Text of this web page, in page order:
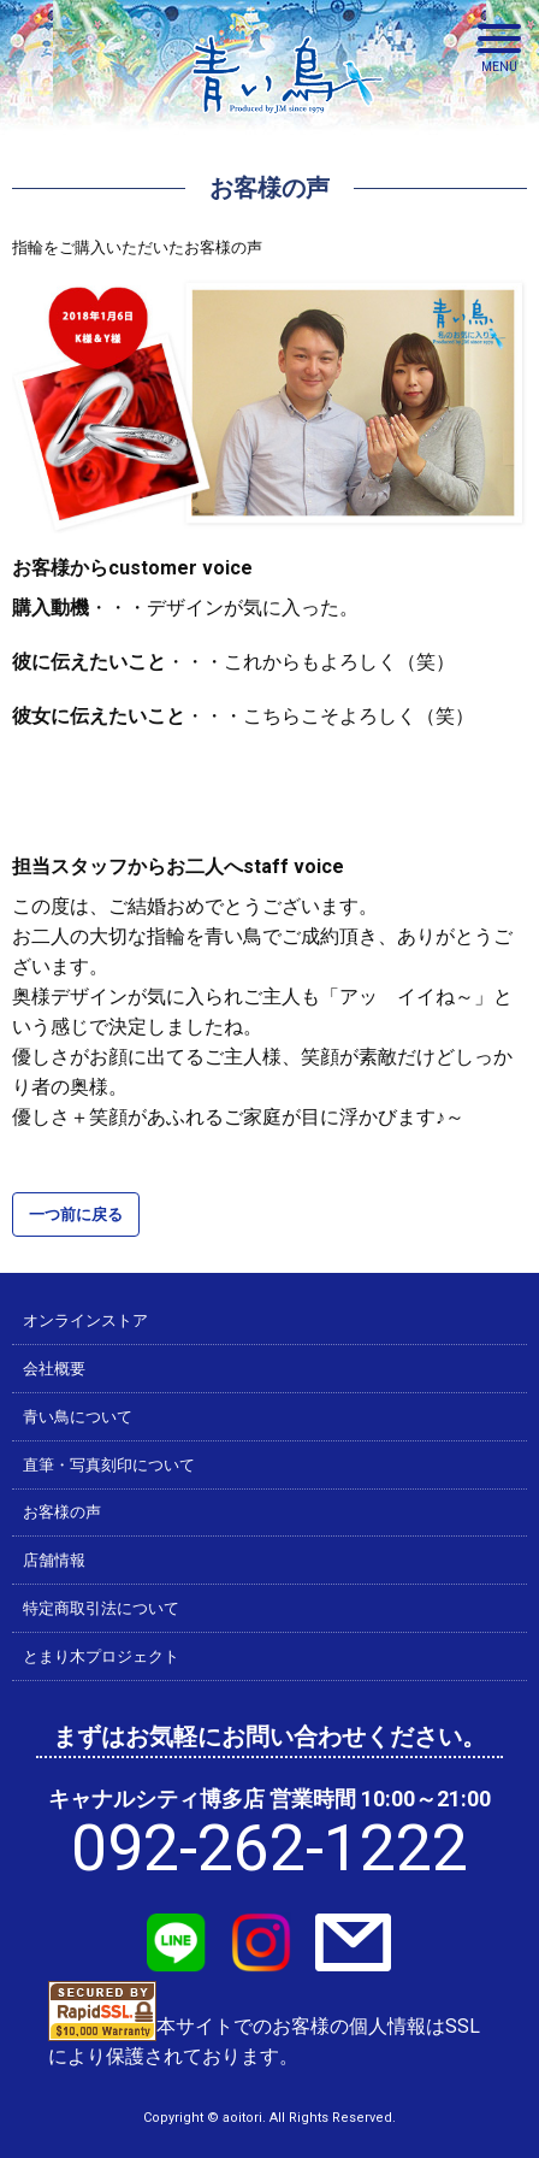
お客様の声
指輪をご購入いただいたお客様の声
お客様からcustomer voice
購入動機 ・・・デザインが気に入った。
彼に伝えたいこと ・・・これからもよろしく（笑）
彼女に伝えたいこと ・・・こちらこそよろしく（笑）
担当スタッフからお二人へstaff voice
この度は、ご結婚おめでとうございます。
お二人の大切な指輪を青い鳥でご成約頂き、ありがとうご
ざいます。
奥様デザインが気に入られご主人も「アッ イイね～」と
いう感じで決定しましたね。
優しさがお顔に出てるご主人様、笑顔が素敵だけどしっか
り者の奥様。
優しさ＋笑顔があふれるご家庭が目に浮かびます♪～
一つ前に戻る
オンラインストア
会社概要
青い鳥について
直筆・写真刻印について
お客様の声
店舗情報
特定商取引法について
とまり木プロジェクト
まずはお気軽にお問い合わせください。
キャナルシティ博多店 営業時間 10:00～21:00
092-262-1222
本サイトでのお客様の個人情報はSSL
により保護されております。
Copyright © aoitori. All Rights Reserved.